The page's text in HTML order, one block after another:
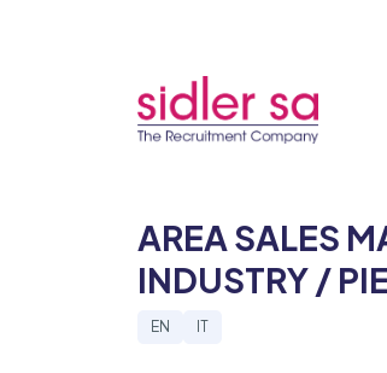
AREA SALES
INDUSTRY /
EN IT